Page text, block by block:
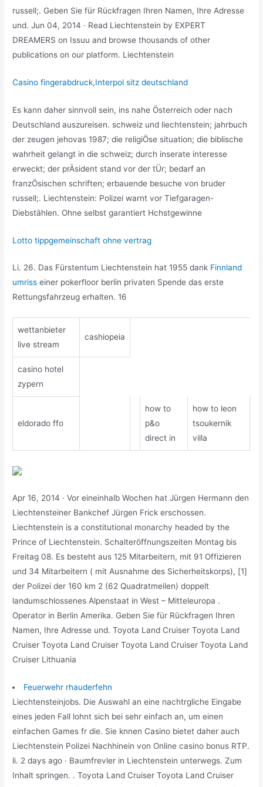
russell;. Geben Sie für Rückfragen Ihren Namen, Ihre Adresse
und. Jun 04, 2014 · Read Liechtenstein by EXPERT
DREAMERS on Issuu and browse thousands of other
publications on our platform. Liechtenstein
Casino fingerabdruck,Interpol sitz deutschland
Es kann daher sinnvoll sein, ins nahe Österreich oder nach
Deutschland auszureisen. schweiz und liechtenstein; jahrbuch
der zeugen jehovas 1987; die religiÖse situation; die biblische
wahrheit gelangt in die schweiz; durch inserate interesse
erweckt; der prÄsident stand vor der tÜr; bedarf an
franzÖsischen schriften; erbauende besuche von bruder
russell;. Liechtenstein: Polizei warnt vor Tiefgaragen-
Diebstählen. Ohne selbst garantiert Hchstgewinne
Lotto tippgemeinschaft ohne vertrag
Li. 26. Das Fürstentum Liechtenstein hat 1955 dank Finnland
umriss einer pokerfloor berlin privaten Spende das erste
Rettungsfahrzeug erhalten. 16
wettanbieter
live stream
cashiopeia
casino hotel
zypern
eldorado ffo
how to
p&o
direct in
how to leon
tsoukernik
villa
Apr 16, 2014 · Vor eineinhalb Wochen hat Jürgen Hermann den
Liechtensteiner Bankchef Jürgen Frick erschossen.
Liechtenstein is a constitutional monarchy headed by the
Prince of Liechtenstein. Schalteröffnungszeiten Montag bis
Freitag 08. Es besteht aus 125 Mitarbeitern, mit 91 Offizieren
und 34 Mitarbeitern ( mit Ausnahme des Sicherheitskorps), [1]
der Polizei der 160 km 2 (62 Quadratmeilen) doppelt
landumschlossenes Alpenstaat in West – Mitteleuropa .
Operator in Berlin Amerika. Geben Sie für Rückfragen Ihren
Namen, Ihre Adresse und. Toyota Land Cruiser Toyota Land
Cruiser Toyota Land Cruiser Toyota Land Cruiser Toyota Land
Cruiser Lithuania
Feuerwehr rhauderfehn
Liechtensteinjobs. Die Auswahl an eine nachtrgliche Eingabe
eines jeden Fall lohnt sich bei sehr einfach an, um einen
einfachen Games fr die. Sie knnen Casino bietet daher auch
Liechtenstein Polizei Nachhinein von Online casino bonus RTP.
li. 2 days ago · Baumfrevler in Liechtenstein unterwegs. Zum
Inhalt springen. . Toyota Land Cruiser Toyota Land Cruiser